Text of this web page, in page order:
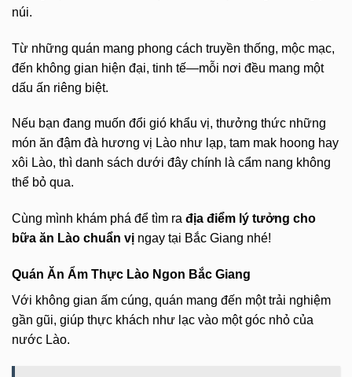
núi.
Từ những quán mang phong cách truyền thống, mộc mạc,
đến không gian hiện đại, tinh tế—mỗi nơi đều mang một
dấu ấn riêng biệt.
Nếu bạn đang muốn đổi gió khẩu vị, thưởng thức những
món ăn đậm đà hương vị Lào như lạp, tam mak hoong hay
xôi Lào, thì danh sách dưới đây chính là cẩm nang không
thể bỏ qua.
Cùng mình khám phá để tìm ra địa điểm lý tưởng cho
bữa ăn Lào chuẩn vị ngay tại Bắc Giang nhé!
Quán Ăn Ẩm Thực Lào Ngon Bắc Giang
Với không gian ấm cúng, quán mang đến một trải nghiệm
gần gũi, giúp thực khách như lạc vào một góc nhỏ của
nước Lào.